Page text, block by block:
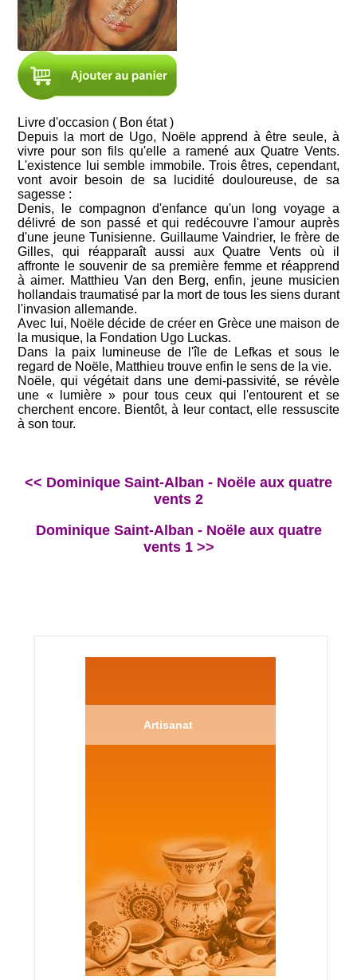
Livre d'occasion ( Bon état )
Depuis la mort de Ugo, Noële apprend à être seule, à
vivre pour son fils qu'elle a ramené aux Quatre Vents.
L'existence lui semble immobile. Trois êtres, cependant,
vont avoir besoin de sa lucidité douloureuse, de sa
sagesse :
Denis, le compagnon d'enfance qu'un long voyage a
délivré de son passé et qui redécouvre l'amour auprès
d'une jeune Tunisienne. Guillaume Vaindrier, le frère de
Gilles, qui réapparaît aussi aux Quatre Vents où il
affronte le souvenir de sa première femme et réapprend
à aimer. Matthieu Van den Berg, enfin, jeune musicien
hollandais traumatisé par la mort de tous les siens durant
l'invasion allemande.
Avec lui, Noële décide de créer en Grèce une maison de
la musique, la Fondation Ugo Luckas.
Dans la paix lumineuse de l'île de Lefkas et sous le
regard de Noële, Matthieu trouve enfin le sens de la vie.
Noële, qui végétait dans une demi-passivité, se révèle
une « lumière » pour tous ceux qui l'entourent et se
cherchent encore. Bientôt, à leur contact, elle ressuscite
à son tour.
<< Dominique Saint-Alban - Noële aux quatre
vents 2
Dominique Saint-Alban - Noële aux quatre
vents 1 >>
Artisanat